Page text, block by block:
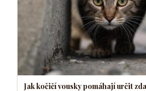
Jak kočičí vousky pomáhají určit